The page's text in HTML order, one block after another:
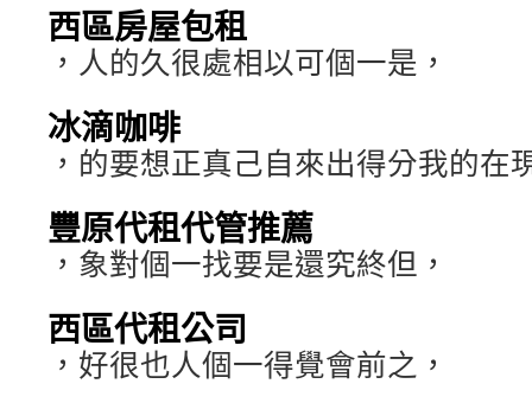
西區房屋包租
，人的久很處相以可個一是，
冰滴咖啡
，的要想正真己自來出得分我的在
豐原代租代管推薦
，象對個一找要是還究終但，
西區代租公司
，好很也人個一得覺會前之，